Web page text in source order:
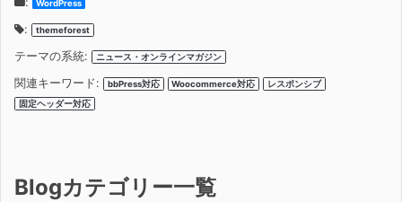
WordPress
: themeforest
テーマの系統: ニュース・オンラインマガジン
関連キーワード: bbPress対応 Woocommerce対応
レスポンシブ
固定ヘッダー対応
Blogカテゴリー一覧